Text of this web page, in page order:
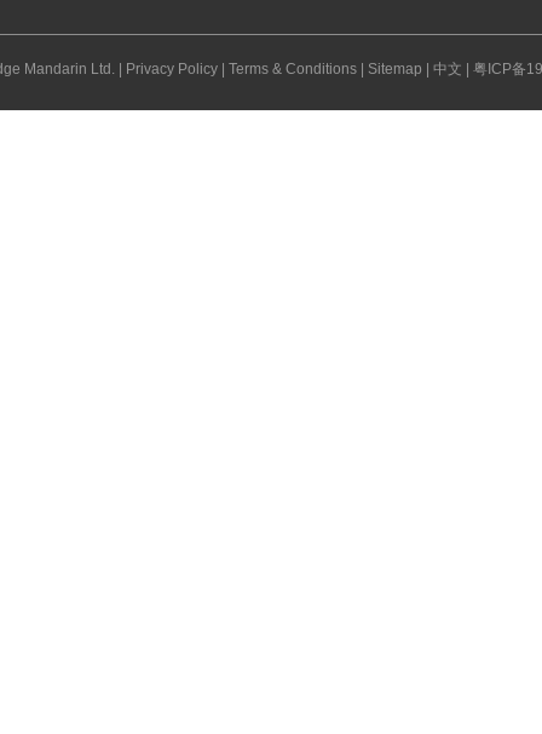
Mandarin Ltd. | Privacy Policy | Terms & Conditions | Sitemap | 中文 | 粤ICP备